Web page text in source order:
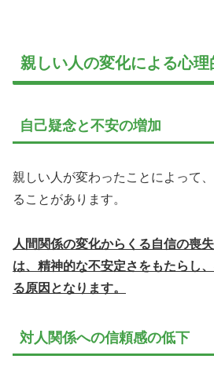
親しい人の変化による心理
自己疑念と不安の増加
親しい人が変わったことによって
ることがあります。
人間関係の変化からくる自信の喪
は、精神的な不安定さをもたらし
る原因となります。
対人関係への信頼感の低下